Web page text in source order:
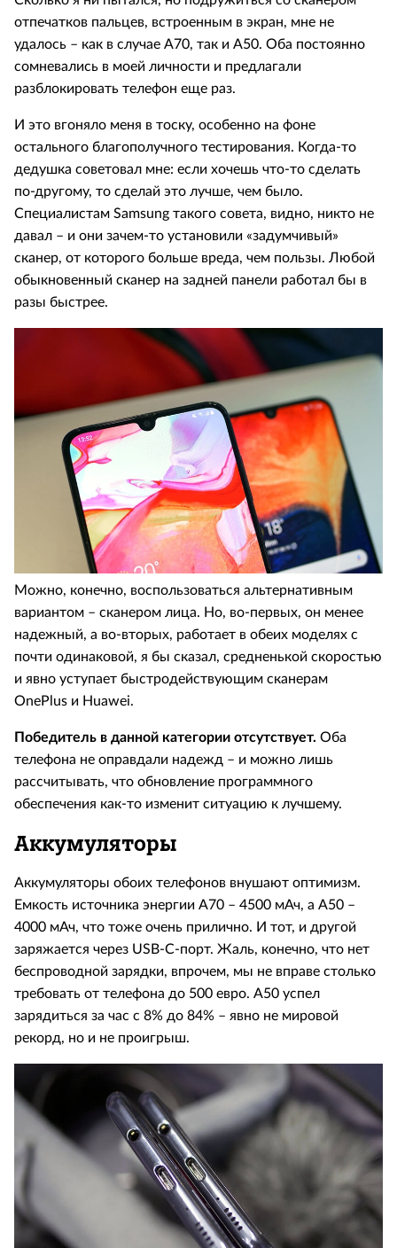
отпечатков пальцев, встроенным в экран, мне не
удалось – как в случае А70, так и А50. Оба постоянно
сомневались в моей личности и предлагали
разблокировать телефон еще раз.
И это вгоняло меня в тоску, особенно на фоне
остального благополучного тестирования. Когда-то
дедушка советовал мне: если хочешь что-то сделать
по-другому, то сделай это лучше, чем было.
Специалистам Samsung такого совета, видно, никто не
давал – и они зачем-то установили «задумчивый»
сканер, от которого больше вреда, чем пользы. Любой
обыкновенный сканер на задней панели работал бы в
разы быстрее.
Можно, конечно, воспользоваться альтернативным
вариантом – сканером лица. Но, во-первых, он менее
надежный, а во-вторых, работает в обеих моделях с
почти одинаковой, я бы сказал, средненькой скоростью
и явно уступает быстродействующим сканерам
OnePlus и Huawei.
Победитель в данной категории отсутствует. Оба
телефона не оправдали надежд – и можно лишь
рассчитывать, что обновление программного
обеспечения как-то изменит ситуацию к лучшему.
Аккумуляторы
Аккумуляторы обоих телефонов внушают оптимизм.
Емкость источника энергии A70 – 4500 мАч, а А50 –
4000 мАч, что тоже очень прилично. И тот, и другой
заряжается через USB-C-порт. Жаль, конечно, что нет
беспроводной зарядки, впрочем, мы не вправе столько
требовать от телефона до 500 евро. А50 успел
зарядиться за час с 8% до 84% – явно не мировой
рекорд, но и не проигрыш.